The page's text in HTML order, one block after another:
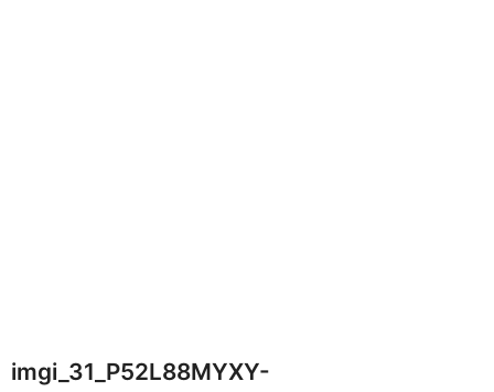
imgi_31_P52L88MYXY-